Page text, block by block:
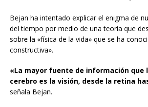
Bejan ha intentado explicar el enigma de
del tiempo por medio de una teoría que
sobre la «física de la vida» que se ha
constructiva».
«La mayor fuente de información que
cerebro es la visión, desde la retina
señala Bejan.